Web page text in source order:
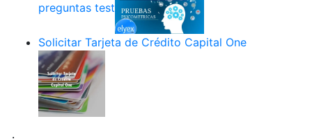
preguntas test
Solicitar Tarjeta de Crédito Capital One
.